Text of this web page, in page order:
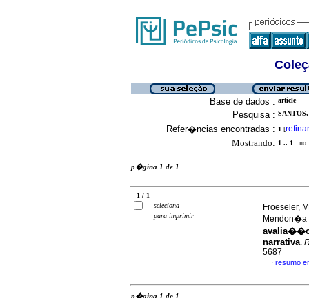
Base de dados : article
Pesquisa :
Refer�ncias encontradas : 1 [refinar
Mostrando: 1 .. 1 no
p�gina 1 de 1
1 / 1
seleciona
para imprimir
Froeseler,
Mendon�a
narrativa.
5687
· resumo
p�gina 1 de 1